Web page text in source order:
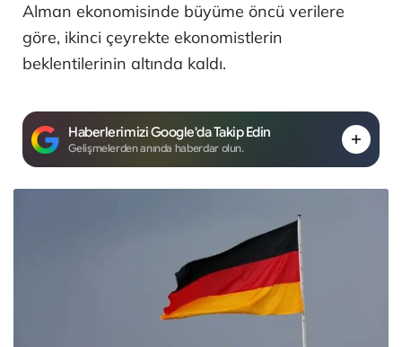
Alman ekonomisinde büyüme öncü verilere
göre, ikinci çeyrekte ekonomistlerin
beklentilerinin altında kaldı.
Haberlerimizi Google'da Takip Edin
Gelişmelerden anında haberdar olun.